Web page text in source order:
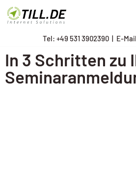
Zum
Tel: +49 531 3902390| E-
In 3 Schritten zu